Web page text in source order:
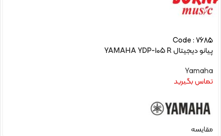
Code : 7685
پیانو دیجیتال YAMAHA YDP-105 R
Yamaha
تماس بگیرید
مقایسه